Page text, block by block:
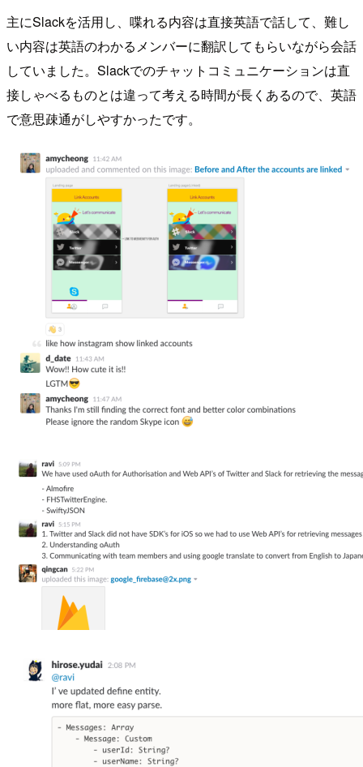
主にSlackを活用し、喋れる内容は直接英語で話して、難し
い内容は英語のわかるメンバーに翻訳してもらいながら会話
していました。Slackでのチャットコミュニケーションは直
接しゃべるものとは違って考える時間が長くあるので、英語
で意思疎通がしやすかったです。